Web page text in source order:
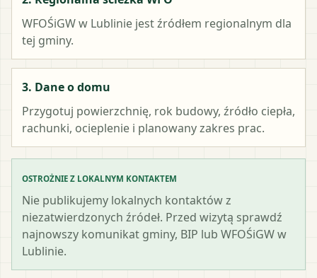
WFOŚiGW w Lublinie jest źródłem regionalnym dla
tej gminy.
3. Dane o domu
Przygotuj powierzchnię, rok budowy, źródło ciepła,
rachunki, ocieplenie i planowany zakres prac.
OSTROŻNIE Z LOKALNYM KONTAKTEM
Nie publikujemy lokalnych kontaktów z
niezatwierdzonych źródeł. Przed wizytą sprawdź
najnowszy komunikat gminy, BIP lub WFOŚiGW w
Lublinie.